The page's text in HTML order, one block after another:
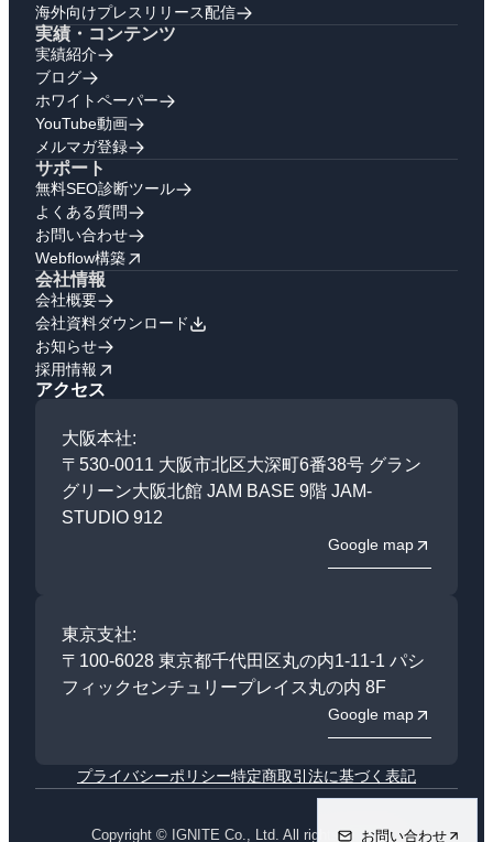
海外向けプレスリリース配信
実績・コンテンツ
実績紹介
ブログ
ホワイトペーパー
YouTube動画
メルマガ登録
サポート
無料SEO診断ツール
よくある質問
お問い合わせ
Webflow構築
会社情報
会社概要
会社資料ダウンロード
お知らせ
採用情報
アクセス
大阪本社:
〒530-0011 大阪市北区大深町6番38号 グラン
グリーン大阪北館 JAM BASE 9階 JAM-
STUDIO 912
Google map
東京支社:
〒100-6028 東京都千代田区丸の内1-11-1 パシ
フィックセンチュリープレイス丸の内 8F
Google map
プライバシーポリシー特定商取引法に基づく表記
Copyright © IGNITE Co., Ltd. All rights reserved.お問い合わせ